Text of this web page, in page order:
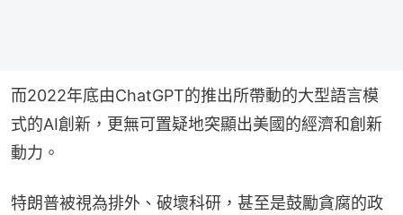
而2022年底由ChatGPT的推出所帶動的大型語言模
式的AI創新，更無可置疑地突顯出美國的經濟和創新
動力。
特朗普被視為排外、破壞科研，甚至是鼓勵貪腐的政